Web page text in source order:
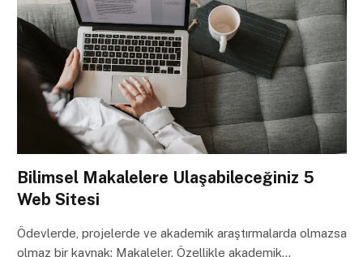
Bilimsel Makalelere Ulaşabileceğiniz 5
Web Sitesi
Ödevlerde, projelerde ve akademik araştırmalarda olmazsa
olmaz bir kaynak: Makaleler. Özellikle akademik…